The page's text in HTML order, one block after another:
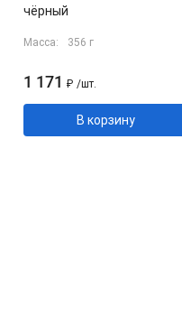
чёрный
Масса: 356 г
1 171 ₽ /шт.
В корзину